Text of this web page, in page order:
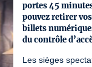
portes 45
pouvez retirer
billets
du contrôle
Les sièges